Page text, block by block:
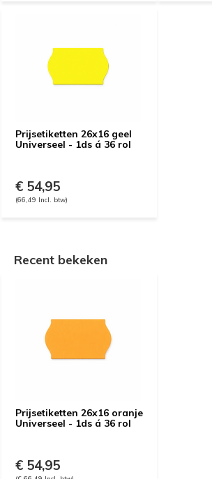
Prijsetiketten 26x16 geel
Universeel - 1ds á 36 rol
€ 54,95
(66,49 Incl. btw)
Recent bekeken
Prijsetiketten 26x16 oranje
Universeel - 1ds á 36 rol
€ 54,95